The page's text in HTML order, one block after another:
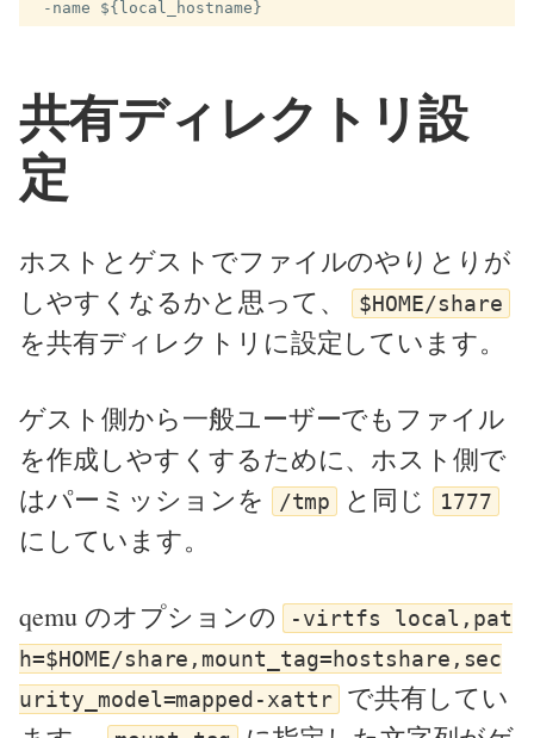
共有ディレクトリ設
定
ホストとゲストでファイルのやりとりが
しやすくなるかと思って、 $HOME/share
を共有ディレクトリに設定しています。
ゲスト側から一般ユーザーでもファイル
を作成しやすくするために、ホスト側で
はパーミッションを
/tmp と同じ 1777
にしています。
qemu のオプションの -virtfs local,pat
h=$HOME/share,mount_tag=hostshare,sec
urity_model=mapped-xattr で共有してい